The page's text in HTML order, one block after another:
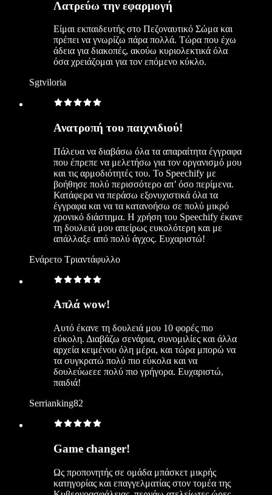
Λατρεύω την εφαρμογή
Είμαι εκπαιδευτής στο Πεζοναυτικό Σώμα και
πρέπει να γνωρίζω πάρα πολλά. Τώρα που έχω
άδεια για διακοπές, ακούω κυριολεκτικά όλα
όσα χρειάζομαι για τον επόμενο κύκλο.
Sgtviloria
Ανατροπή του παιχνιδιού!
Πάλευα να διαβάσω όλα τα απαραίτητα έγγραφα
που έπρεπε να μελετήσω για τον οργανισμό μου
και τις αρμοδιότητές του. Το Speechify με
βοήθησε πολύ περισσότερο απ’ όσο περίμενα.
Κατάφερα να περάσω εξονυχιστικά όλα τα
έγγραφα και να τα κατανοήσω σε πολύ μικρό
χρονικό διάστημα. Η χρήση του Speechify έκανε
τη δουλειά μου απείρως ευκολότερη και με
απάλλαξε από πολύ άγχος. Ευχαριστώ!
Ενάρετο Τριαντάφυλλο
Απλά wow!
Αυτό έκανε τη δουλειά μου 10 φορές πιο
εύκολη. Διαβάζω σενάρια, συνομιλίες και άλλα
αρχεία κειμένου όλη μέρα, και τώρα μπορώ να
τα συγκρατώ πολύ πιο εύκολα και να
δουλεύωεεε πολύ πιο γρήγορα. Ευχαριστώ,
παιδιά!
Serrianking82
Game changer!
Ως προπονητής σε ομάδα μπάσκετ μικρής
κατηγορίας και επαγγελματίας στον τομέα της